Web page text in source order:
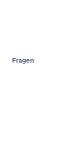
Fragen